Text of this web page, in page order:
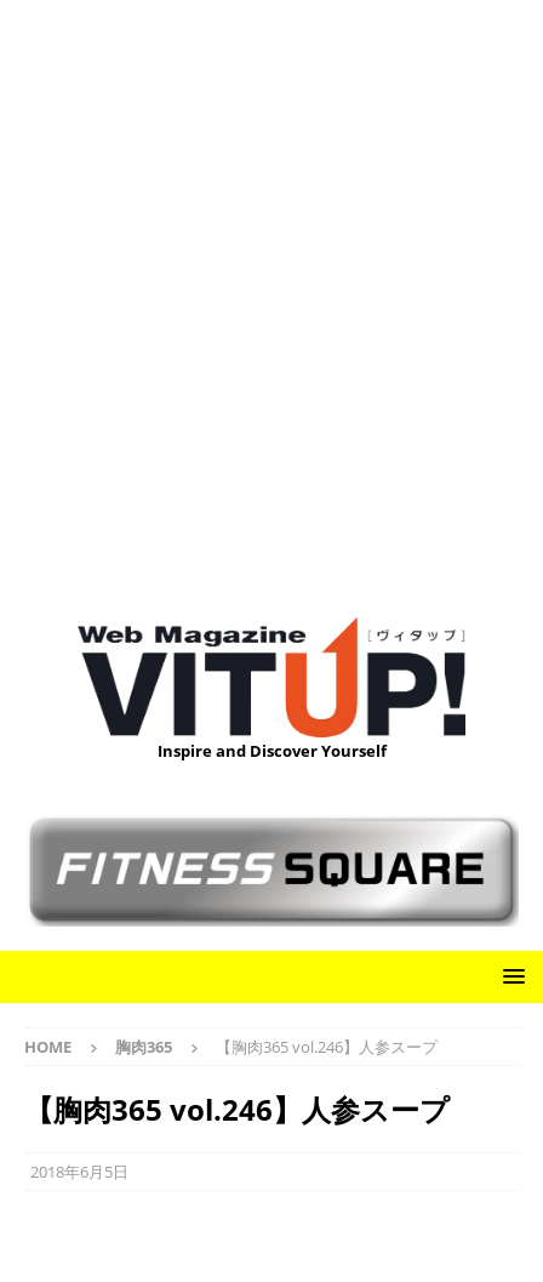
Inspire and Discover Yourself
HOME 胸肉365 【胸肉365 vol.246】人参スープ
【胸肉365 vol.246】人参スープ
2018年6月5日